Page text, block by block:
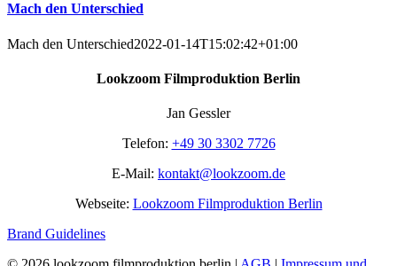
Mach den Unterschied
Mach den Unterschied2022-01-14T15:02:42+01:00
Lookzoom Filmproduktion Berlin
Jan Gessler
Telefon: +49 30 3302 7726
E-Mail: kontakt@lookzoom.de
Webseite: Lookzoom Filmproduktion Berlin
Brand Guidelines